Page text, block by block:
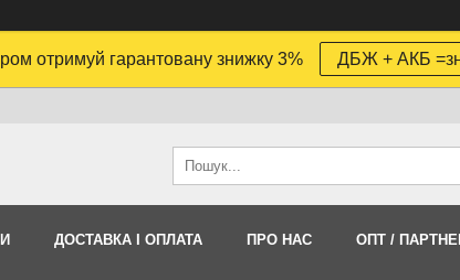
отримуй гарантовану знижку 3% ДБЖ + АКБ
ДОСТАВКА І ОПЛАТА ПРО НАС ОПТ /